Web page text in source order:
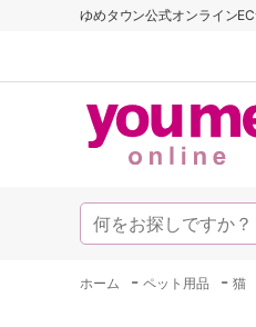
ゆめタウン公式オンライン
ホーム -ペット用品 -猫